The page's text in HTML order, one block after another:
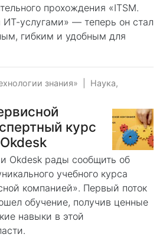
прохождения «ITSM.
услугами» — теперь он стал
гибким и удобным для
знания»
Наука,
курс
Okdesk рады сообщить об
учебного курса
компанией». Первый поток
обучение, получив ценные
навыки в этой